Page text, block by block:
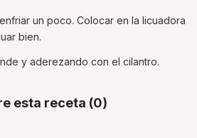
un poco. Colocar en la licuadora
bien.
y aderezando con el cilantro.
esta receta (0)